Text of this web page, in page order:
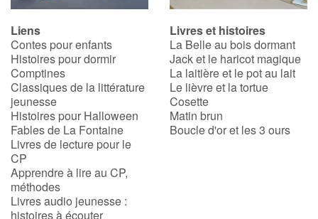
Liens
Contes pour enfants
Histoires pour dormir
Comptines
Classiques de la littérature
jeunesse
Histoires pour Halloween
Fables de La Fontaine
Livres de lecture pour le
CP
Apprendre à lire au CP,
méthodes
Livres audio jeunesse :
histoires à écouter
Livres et histoires
La Belle au bois dormant
Jack et le haricot magique
La laitière et le pot au lait
Le lièvre et la tortue
Cosette
Matin brun
Boucle d'or et les 3 ours